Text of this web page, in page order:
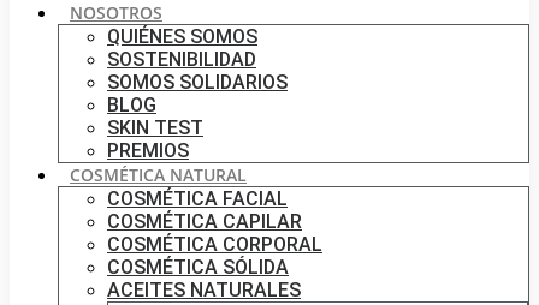
NOSOTROS
QUIÉNES SOMOS
SOSTENIBILIDAD
SOMOS SOLIDARIOS
BLOG
SKIN TEST
PREMIOS
COSMÉTICA NATURAL
COSMÉTICA FACIAL
COSMÉTICA CAPILAR
COSMÉTICA CORPORAL
COSMÉTICA SÓLIDA
ACEITES NATURALES